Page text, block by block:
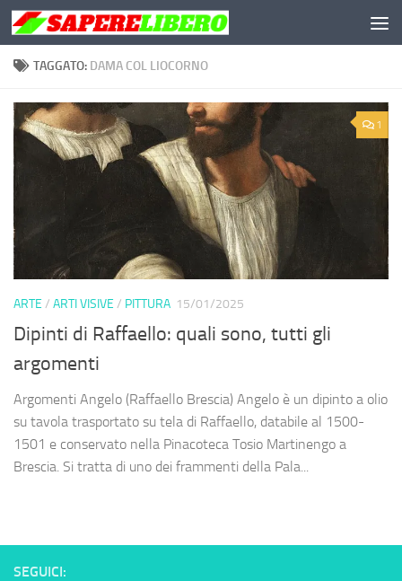
Salta al contenuto
TAGGATO: DAMA COL LIOCORNO
1
ARTE / ARTI VISIVE / PITTURA 15/01/2025
Dipinti di Raffaello: quali sono, tutti gli
argomenti
Argomenti Angelo (Raffaello Brescia) Angelo è un dipinto a olio
su tavola trasportato su tela di Raffaello, databile al 1500-
1501 e conservato nella Pinacoteca Tosio Martinengo a
Brescia. Si tratta di uno dei frammenti della Pala...
SEGUICI: